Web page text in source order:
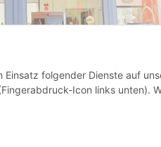
folgender Dienste auf
Icon links unten).